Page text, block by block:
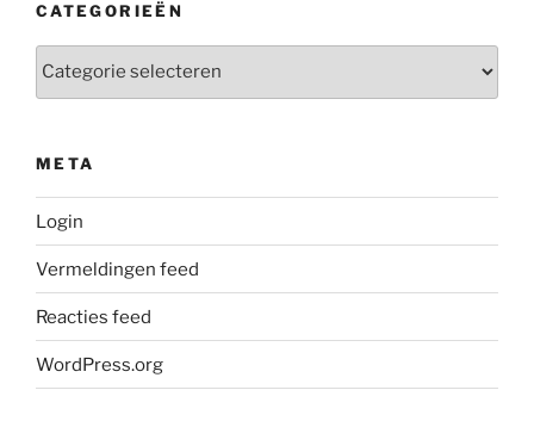
CATEGORIEËN
Categorieën
META
Login
Vermeldingen feed
Reacties feed
WordPress.org